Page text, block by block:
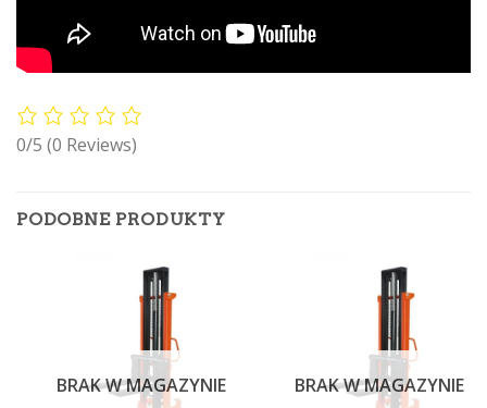
0/5 (0 Reviews)
PODOBNE PRODUKTY
BRAK W MAGAZYNIE BRAK W MAGAZYNIE